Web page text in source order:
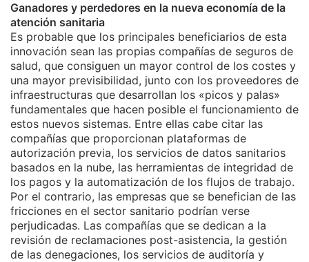
Ganadores y perdedores en la nueva economía de la
atención sanitaria
Es probable que los principales beneficiarios de esta
innovación sean las propias compañías de seguros de
salud, que consiguen un mayor control de los costes y
una mayor previsibilidad, junto con los proveedores de
infraestructuras que desarrollan los «picos y palas»
fundamentales que hacen posible el funcionamiento de
estos nuevos sistemas. Entre ellas cabe citar las
compañías que proporcionan plataformas de
autorización previa, los servicios de datos sanitarios
basados en la nube, las herramientas de integridad de
los pagos y la automatización de los flujos de trabajo.
Por el contrario, las empresas que se benefician de las
fricciones en el sector sanitario podrían verse
perjudicadas. Las compañías que se dedican a la
revisión de reclamaciones post-asistencia, la gestión
de las denegaciones, los servicios de auditoría y